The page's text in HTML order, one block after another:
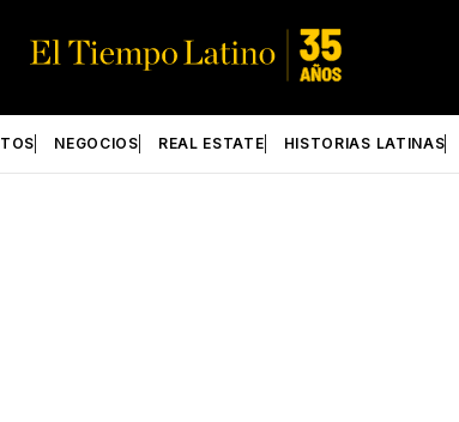
NEGOCIOS REAL ESTATE HISTORIAS LATINAS